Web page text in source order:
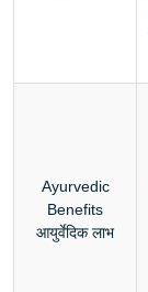
Ayurvedic
Benefits
आयुर्वेदिक लाभ